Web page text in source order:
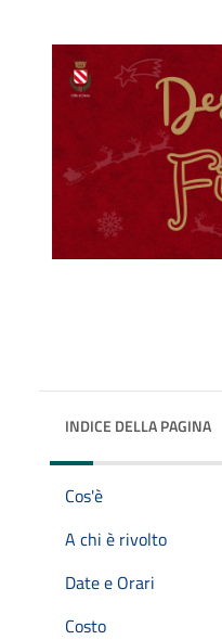
INDICE DELLA PAGINA
Cos'è
A chi è rivolto
Date e Orari
Costo